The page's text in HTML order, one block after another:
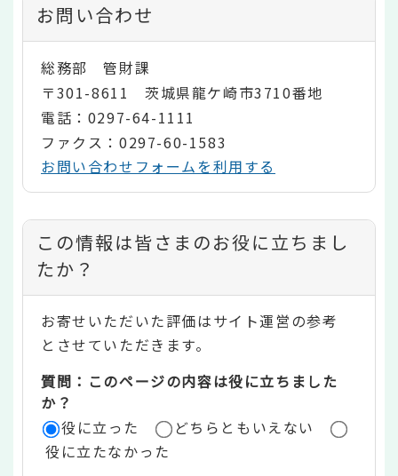
お問い合わせ
総務部 管財課
〒301-8611 茨城県龍ケ崎市3710番地
電話：0297-64-1111
ファクス：0297-60-1583
お問い合わせフォームを利用する
コ
ン
テ
ン
ツ
評
価
この情報は皆さまのお役に立ちまし
たか？
お寄せいただいた評価はサイト運営の参考
とさせていただきます。
質問：このページの内容は役に立ちました
か？
役に立った
どちらともいえない
役に立たなかった